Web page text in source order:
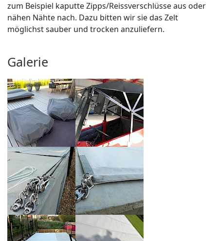
zum Beispiel kaputte Zipps/Reissverschlüsse aus oder
nähen Nähte nach. Dazu bitten wir sie das Zelt
möglichst sauber und trocken anzuliefern.
Galerie